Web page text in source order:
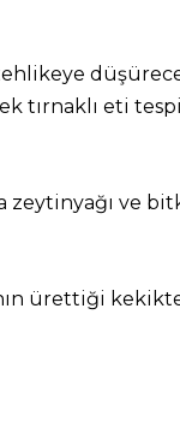
tırnaklı eti
zeytinyağı ve
ürettiği